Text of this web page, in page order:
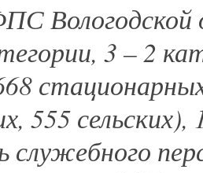
Вологодской
3 – 2
555
служебного